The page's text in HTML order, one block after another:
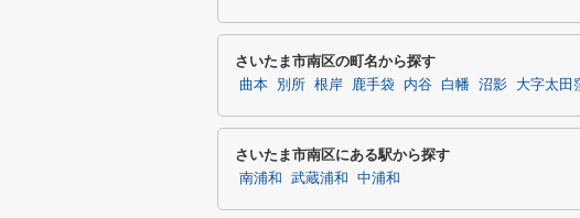
さいたま市南区の町名から探す
曲本 別所 根岸 鹿手袋 内谷 白幡 沼影 大字太田
さいたま市南区にある駅から探す
南浦和 武蔵浦和 中浦和